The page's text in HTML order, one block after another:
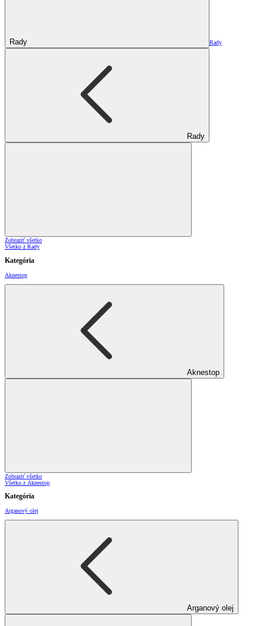
Rady Rady
Rady
Zobraziť všetko
Všetko z Rady
Kategória
Aknestop
Aknestop
Zobraziť všetko
Všetko z Aknestop
Kategória
Arganový olej
Arganový olej